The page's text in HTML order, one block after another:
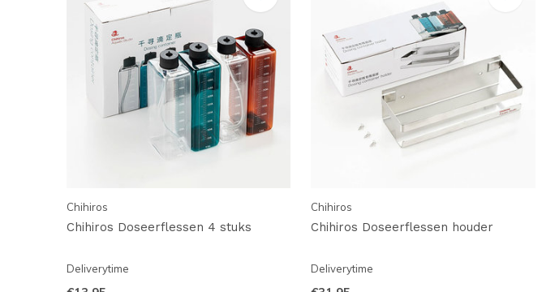
Chihiros
Chihiros Doseerflessen 4 stuks
Deliverytime
Chihiros
Chihiros Doseerflessen houder
Deliverytime